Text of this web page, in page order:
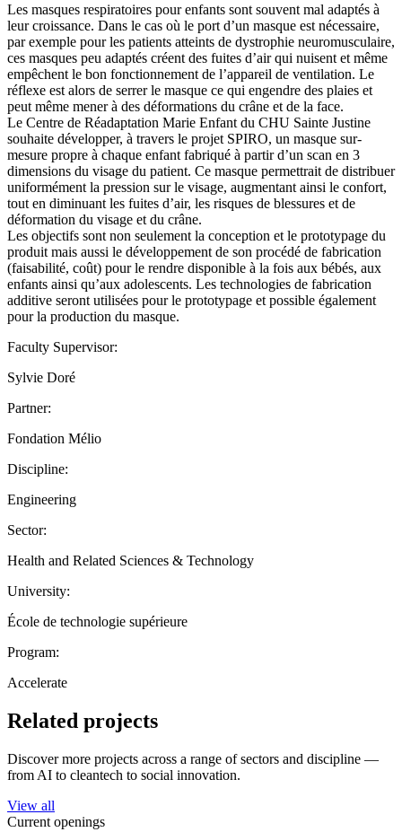
Les masques respiratoires pour enfants sont souvent mal adaptés à
leur croissance. Dans le cas où le port d’un masque est nécessaire,
par exemple pour les patients atteints de dystrophie neuromusculaire,
ces masques peu adaptés créent des fuites d’air qui nuisent et même
empêchent le bon fonctionnement de l’appareil de ventilation. Le
réflexe est alors de serrer le masque ce qui engendre des plaies et
peut même mener à des déformations du crâne et de la face.
Le Centre de Réadaptation Marie Enfant du CHU Sainte Justine
souhaite développer, à travers le projet SPIRO, un masque sur-
mesure propre à chaque enfant fabriqué à partir d’un scan en 3
dimensions du visage du patient. Ce masque permettrait de distribuer
uniformément la pression sur le visage, augmentant ainsi le confort,
tout en diminuant les fuites d’air, les risques de blessures et de
déformation du visage et du crâne.
Les objectifs sont non seulement la conception et le prototypage du
produit mais aussi le développement de son procédé de fabrication
(faisabilité, coût) pour le rendre disponible à la fois aux bébés, aux
enfants ainsi qu’aux adolescents. Les technologies de fabrication
additive seront utilisées pour le prototypage et possible également
pour la production du masque.
Faculty Supervisor:
Sylvie Doré
Partner:
Fondation Mélio
Discipline:
Engineering
Sector:
Health and Related Sciences & Technology
University:
École de technologie supérieure
Program:
Accelerate
Related projects
Discover more projects across a range of sectors and discipline —
from AI to cleantech to social innovation.
View all
Current openings